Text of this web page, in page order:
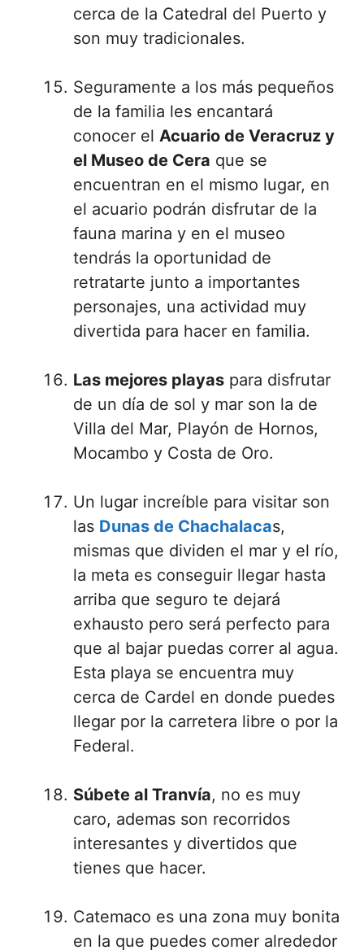
cerca de la Catedral del Puerto y
son muy tradicionales.
Seguramente a los más pequeños
de la familia les encantará
conocer el Acuario de Veracruz y
el Museo de Cera que se
encuentran en el mismo lugar, en
el acuario podrán disfrutar de la
fauna marina y en el museo
tendrás la oportunidad de
retratarte junto a importantes
personajes, una actividad muy
divertida para hacer en familia.
Las mejores playas para disfrutar
de un día de sol y mar son la de
Villa del Mar, Playón de Hornos,
Mocambo y Costa de Oro.
Un lugar increíble para visitar son
las Dunas de Chachalacas,
mismas que dividen el mar y el río,
la meta es conseguir llegar hasta
arriba que seguro te dejará
exhausto pero será perfecto para
que al bajar puedas correr al agua.
Esta playa se encuentra muy
cerca de Cardel en donde puedes
llegar por la carretera libre o por la
Federal.
Súbete al Tranvía, no es muy
caro, ademas son recorridos
interesantes y divertidos que
tienes que hacer.
Catemaco es una zona muy bonita
en la que puedes comer alrededor